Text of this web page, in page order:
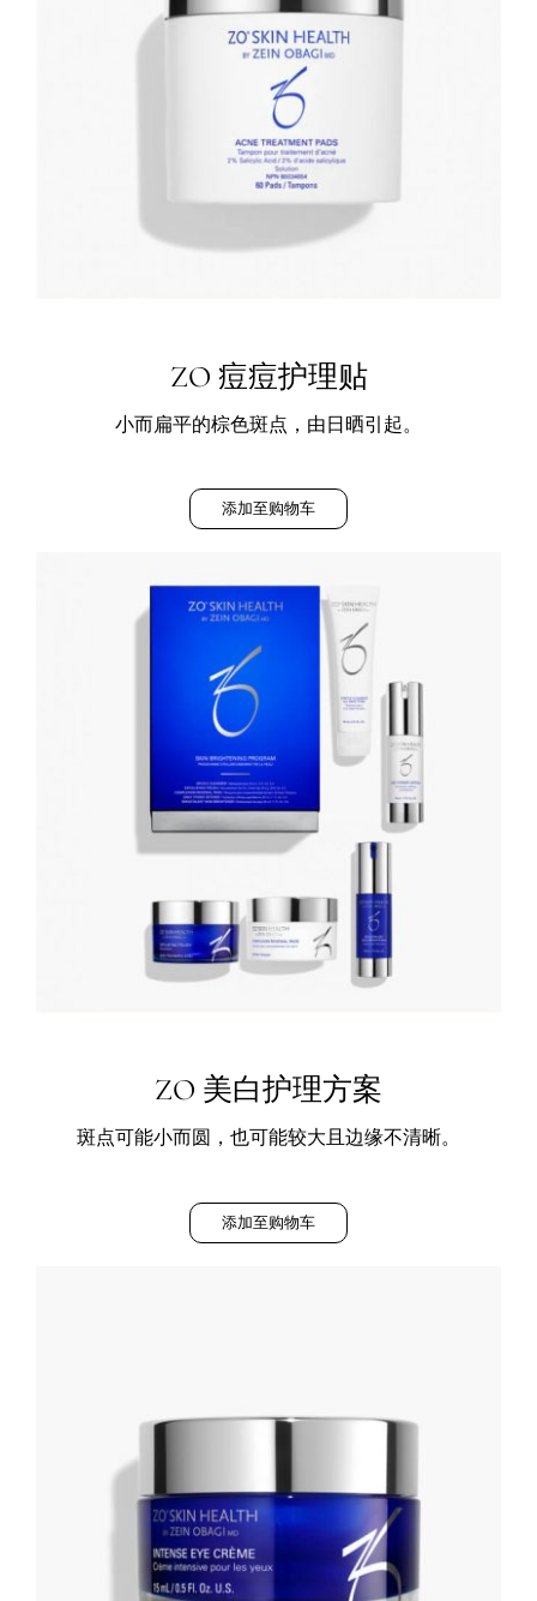
ZO 痘痘护理贴
小而扁平的棕色斑点，由日晒引起。
添加至购物车
ZO 美白护理方案
斑点可能小而圆，也可能较大且边缘不清晰。
添加至购物车